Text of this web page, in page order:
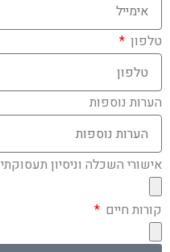
טלפון
הערות נוספות
אישורי השכלה וניסיון תעסוקתי
קורות חיים